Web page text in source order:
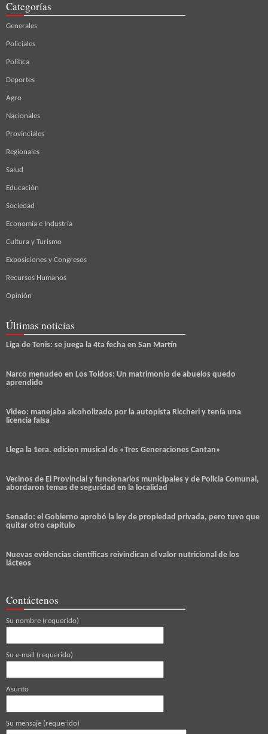
Categorías
Generales
Policiales
Política
Deportes
Agro
Nacionales
Provinciales
Regionales
Salud
Educación
Sociedad
Economía e Industria
Cultura y Turismo
Exposiciones y Congresos
Recursos Humanos
Opinión
Últimas noticias
Liga de Tenis: se juega la 4ta fecha en San Martín
Narco menudeo en Los Toldos: Un matrimonio de abuelos quedo
aprendido
Video: manejaba alcoholizado por la autopista Riccheri y tenía una
licencia falsa
Llega la 1era. edicion musical de «Tres Generaciones Cantan»
Vecinos de El Provincial y funcionarios municipales y de Policia Comunal,
abordaron temas de seguridad en la localidad
Senado: el Gobierno aprobó la ley de propiedad privada, pero tuvo que
quitar otro capítulo
Nuevas evidencias científicas reivindican el valor nutricional de los
lácteos
Contáctenos
Su nombre (requerido)
Su e-mail (requerido)
Asunto
Su mensaje (requerido)